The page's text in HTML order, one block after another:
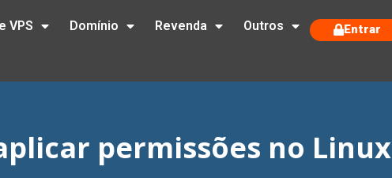
VPS Domínio Revenda Outros Entrar
permissões no Linux